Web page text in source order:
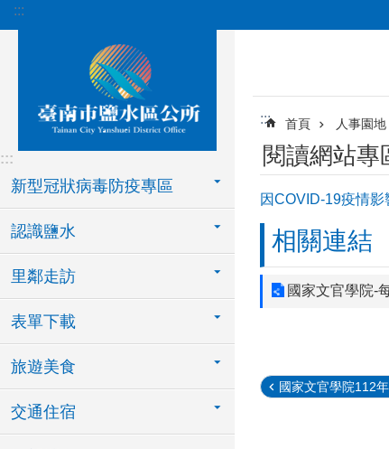
跳到主要內容區塊
:::
:::
新型冠狀病毒防疫專區
認識鹽水
里鄰走訪
表單下載
旅遊美食
交通住宿
::: 首頁 人事園地
閱讀網站專
因COVID-19疫情
相關連結
國家文官學院-
國家文官學院112年